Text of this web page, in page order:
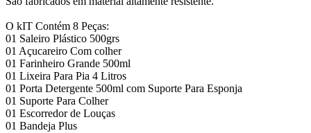
O kIT Contém 8 Peças:
01 Saleiro Plástico 500grs
01 Açucareiro Com colher
01 Farinheiro Grande 500ml
01 Lixeira Para Pia 4 Litros
01 Porta Detergente 500ml com Suporte Para Esponja
01 Suporte Para Colher
01 Escorredor de Louças
01 Bandeja Plus